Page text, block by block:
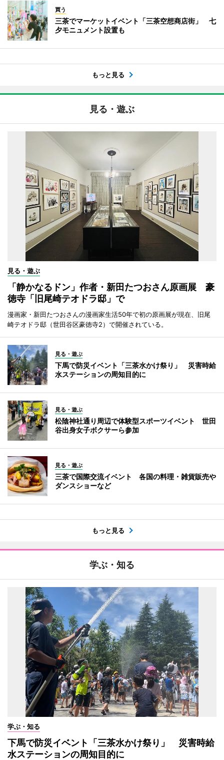
買う
三茶でマーケットイベント「三茶空想商店街」 七
夕モニュメント設置も
もっと見る
見る・遊ぶ
見る・遊ぶ
「静かなるドン」作者・新田たつおさん原画展 豪
徳寺「旧尾崎テオドラ邸」で
漫画家・新田たつおさんの漫画家生活50年で初の原画展が現在、旧尾
崎テオドラ邸（世田谷区豪徳寺2）で開催されている。
見る・遊ぶ
下馬で防災イベント「三茶水かけ祭り」 災害時給
水ステーションの周知目的に
見る・遊ぶ
松陰神社通り周辺で体験型スポーツイベント 世田
谷出身女子ボクサーら参加
見る・遊ぶ
三茶で国際交流イベント 各国の料理・雑貨販売や
ダンスショーなど
もっと見る
学ぶ・知る
学ぶ・知る
下馬で防災イベント「三茶水かけ祭り」 災害時給
水ステーションの周知目的に